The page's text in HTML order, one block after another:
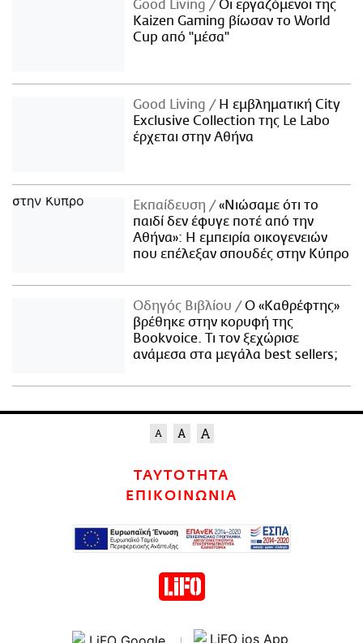
Good Living
Οι εργαζόμενοι της
Kaizen Gaming βίωσαν το World
Cup από "μέσα"
Good Living
Η εμβληματική City
Exclusive Collection της Le Labo
έρχεται στην Αθήνα
Εκπαίδευση
«Νιώσαμε ότι το
παιδί δεν έφυγε ποτέ από την
Αθήνα»: Η εμπειρία οικογενειών
που επέλεξαν σπουδές στην Κύπρο
Οδηγός Βιβλίου
Ο «Καθρέφτης»
βρέθηκε στην κορυφή της
Bookvoice. Τι τον ξεχώρισε
ανάμεσα στα μεγάλα best sellers;
ΤΑΥΤΟΤΗΤΑ
ΕΠΙΚΟΙΝΩΝΙΑ